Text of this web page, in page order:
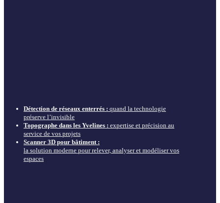
Détection de réseaux enterrés : quand la technologie
préserve l’invisible
Topographe dans les Yvelines : expertise et précision au
service de vos projets
Scanner 3D pour bâtiment :
la solution moderne pour relever, analyser et modéliser vos
espaces